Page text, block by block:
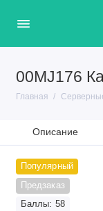
00MJ176
Главная
Описание
Популярный
Предзаказ
Баллы: 58